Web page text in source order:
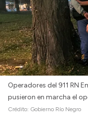
Operadores del 911 RN
pusieron en marcha el
Crédito: Gobierno Río Negro